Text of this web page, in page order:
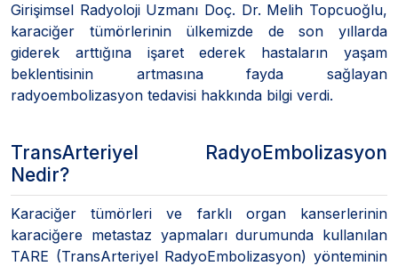
Girişimsel Radyoloji Uzmanı Doç. Dr. Melih Topcuoğlu,
karaciğer tümörlerinin ülkemizde de son yıllarda
giderek arttığına işaret ederek hastaların yaşam
beklentisinin artmasına fayda sağlayan
radyoembolizasyon tedavisi hakkında bilgi verdi.
TransArteriyel RadyoEmbolizasyon
Nedir?
Karaciğer tümörleri ve farklı organ kanserlerinin
karaciğere metastaz yapmaları durumunda kullanılan
TARE (TransArteriyel RadyoEmbolizasyon) yönteminin